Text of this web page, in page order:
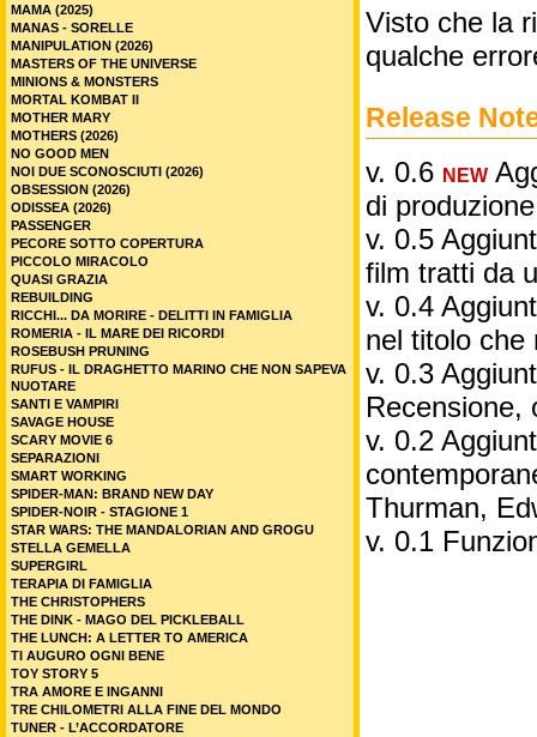
Visto che la
qualche
Release
v. 0.6 NEW
di
v. 0.5
film tratti da
v. 0.4
nel titolo che
v. 0.3
Recensione,
v. 0.2
Thurman,
v. 0.1
MAMA (2025)
MANAS - SORELLE
MANIPULATION (2026)
MASTERS OF THE UNIVERSE
MINIONS & MONSTERS
MORTAL KOMBAT II
MOTHER MARY
MOTHERS (2026)
NO GOOD MEN
NOI DUE SCONOSCIUTI (2026)
OBSESSION (2026)
ODISSEA (2026)
PASSENGER
PECORE SOTTO COPERTURA
PICCOLO MIRACOLO
QUASI GRAZIA
REBUILDING
RICCHI... DA MORIRE - DELITTI IN FAMIGLIA
ROMERIA - IL MARE DEI RICORDI
ROSEBUSH PRUNING
RUFUS - IL DRAGHETTO MARINO CHE NON SAPEVA
NUOTARE
SANTI E VAMPIRI
SAVAGE HOUSE
SCARY MOVIE 6
SEPARAZIONI
SMART WORKING
SPIDER-MAN: BRAND NEW DAY
SPIDER-NOIR - STAGIONE 1
STAR WARS: THE MANDALORIAN AND GROGU
STELLA GEMELLA
SUPERGIRL
TERAPIA DI FAMIGLIA
THE CHRISTOPHERS
THE DINK - MAGO DEL PICKLEBALL
THE LUNCH: A LETTER TO AMERICA
TI AUGURO OGNI BENE
TOY STORY 5
TRA AMORE E INGANNI
TRE CHILOMETRI ALLA FINE DEL MONDO
TUNER - L’ACCORDATORE